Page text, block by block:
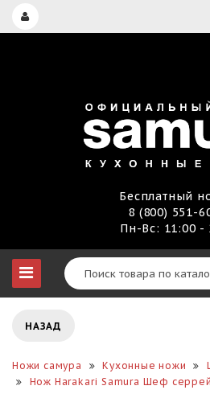
Бесплатный
8 (800) 551-
Пн-Вс: 11:00 -
НАЗАД
Ножи самура Кухонные ножи
Нож Harakari Samura Шеф